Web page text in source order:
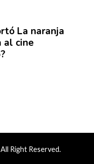
La naranja
al cine
Right Reserved.